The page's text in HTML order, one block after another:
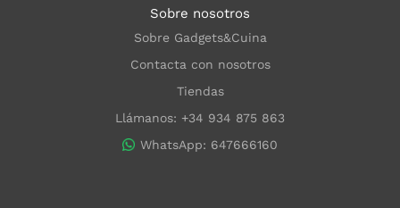
Sobre nosotros
Sobre Gadgets&Cuina
Contacta con nosotros
Tiendas
Llámanos: +34 934 875 863
WhatsApp: 647666160